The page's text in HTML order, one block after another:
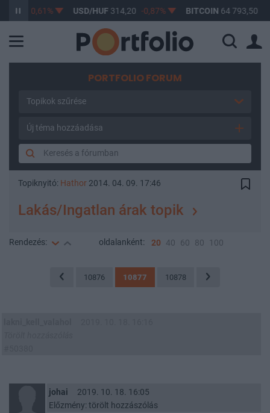
-0,61% USD/HUF 314,20 -0,87% BITCOIN 64 793,50 -
PORTFOLIO FORUM
Topikok szűrése
Új téma hozzáadása
Topiknyitó: Hathor 2014. 04. 09. 17:46
Lakás/Ingatlan árak topik
Rendezés: oldalanként: 20 40 60 80 100
10876 10877 10878
johai
2019. 10. 18. 16:05
Előzmény: törölt hozzászólás